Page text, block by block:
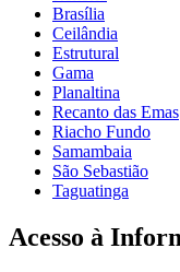
Brasília
Ceilândia
Estrutural
Gama
Planaltina
Recanto das Emas
Riacho Fundo
Samambaia
São Sebastião
Taguatinga
Acesso à